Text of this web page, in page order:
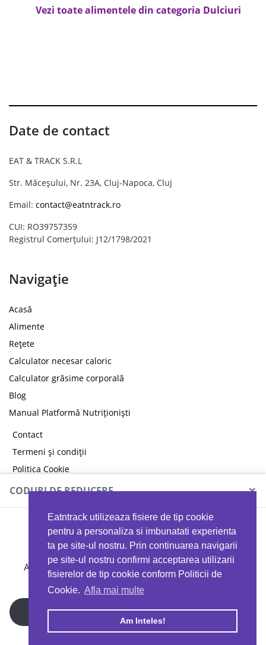
Eatntrack utilizeaza fisiere de tip cookie
pentru a personaliza si imbunatati experienta
ta pe site-ul nostru. Prin continuarea navigarii
pe site-ul nostru confirmi acceptarea utilizarii
fisierelor de tip cookie conform Politicii de
Cookie. Afla mai multe
Am Inteles!
Vezi toate alimentele din categoria Dulciuri
Date de contact
EAT & TRACK S.R.L
Str. Măceșului, Nr. 23A, Cluj-Napoca, Cluj
Email: contact@eatntrack.ro
CUI: RO39757359
Registrul Comerțului: J12/1798/2021
Navigație
Acasă
Alimente
Rețete
Calculator necesar caloric
Calculator grăsime corporală
Blog
Manual Platformă Nutriționiști
Contact
Termeni și condiții
Politica Cookie
Politica de confidențialitate
Copyright © 2026 EAT & TRACK S.R.L
CODURI DE REDUCERE ×
MYPROTEIN
Ai 40%reducere la orice comandă folosind codul
EATTRACK
Profită acum